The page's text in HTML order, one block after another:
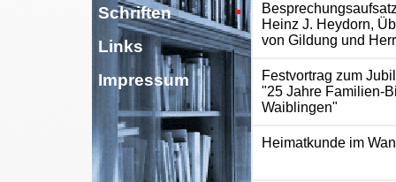
Schriften
Links
Impressum
Heinz J. Heydorn,
von Gildung und
Festvortrag zum
"25 Jahre Familien-
Waiblingen"
Heimatkunde im